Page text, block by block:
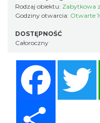
Rodzaj obiektu: Zabytkowa
Godziny otwarcia: Otwarte
DOSTĘPNOŚĆ
Całoroczny